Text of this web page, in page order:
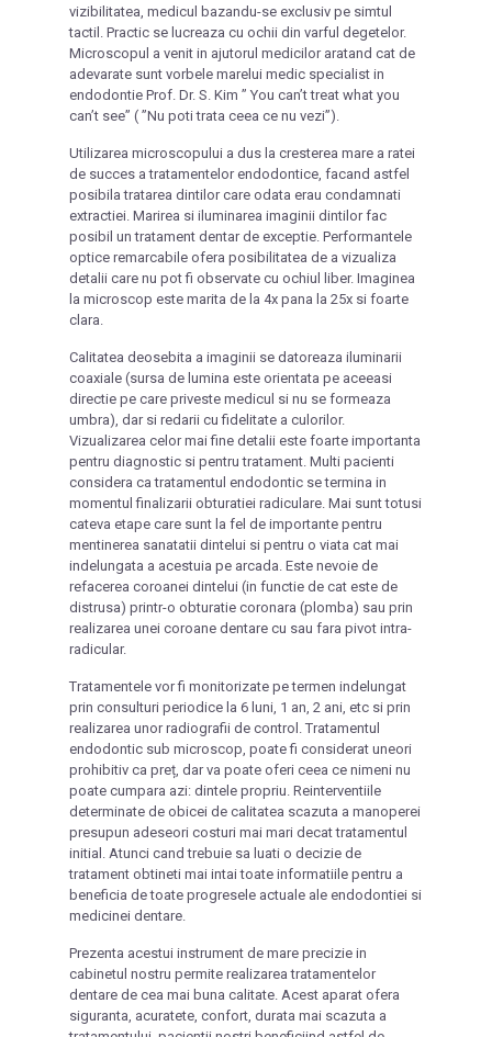
vizibilitatea, medicul bazandu-se exclusiv pe simtul
tactil. Practic se lucreaza cu ochii din varful degetelor.
Microscopul a venit in ajutorul medicilor aratand cat de
adevarate sunt vorbele marelui medic specialist in
endodontie Prof. Dr. S. Kim ” You can’t treat what you
can’t see” ( ”Nu poti trata ceea ce nu vezi”).
Utilizarea microscopului a dus la cresterea mare a ratei
de succes a tratamentelor endodontice, facand astfel
posibila tratarea dintilor care odata erau condamnati
extractiei. Marirea si iluminarea imaginii dintilor fac
posibil un tratament dentar de exceptie. Performantele
optice remarcabile ofera posibilitatea de a vizualiza
detalii care nu pot fi observate cu ochiul liber. Imaginea
la microscop este marita de la 4x pana la 25x si foarte
clara.
Calitatea deosebita a imaginii se datoreaza iluminarii
coaxiale (sursa de lumina este orientata pe aceeasi
directie pe care priveste medicul si nu se formeaza
umbra), dar si redarii cu fidelitate a culorilor.
Vizualizarea celor mai fine detalii este foarte importanta
pentru diagnostic si pentru tratament. Multi pacienti
considera ca tratamentul endodontic se termina in
momentul finalizarii obturatiei radiculare. Mai sunt totusi
cateva etape care sunt la fel de importante pentru
mentinerea sanatatii dintelui si pentru o viata cat mai
indelungata a acestuia pe arcada. Este nevoie de
refacerea coroanei dintelui (in functie de cat este de
distrusa) printr-o obturatie coronara (plomba) sau prin
realizarea unei coroane dentare cu sau fara pivot intra-
radicular.
Tratamentele vor fi monitorizate pe termen indelungat
prin consulturi periodice la 6 luni, 1 an, 2 ani, etc si prin
realizarea unor radiografii de control. Tratamentul
endodontic sub microscop, poate fi considerat uneori
prohibitiv ca preț, dar va poate oferi ceea ce nimeni nu
poate cumpara azi: dintele propriu. Reinterventiile
determinate de obicei de calitatea scazuta a manoperei
presupun adeseori costuri mai mari decat tratamentul
initial. Atunci cand trebuie sa luati o decizie de
tratament obtineti mai intai toate informatiile pentru a
beneficia de toate progresele actuale ale endodontiei si
medicinei dentare.
Prezenta acestui instrument de mare precizie in
cabinetul nostru permite realizarea tratamentelor
dentare de cea mai buna calitate. Acest aparat ofera
siguranta, acuratete, confort, durata mai scazuta a